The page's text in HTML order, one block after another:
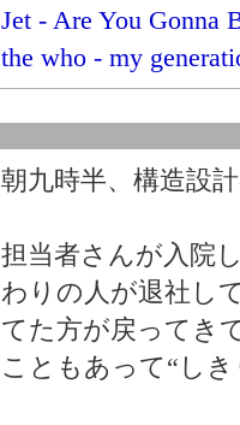
Jet - Are You Gonna
the who - my
朝九時半、構造設
担当者さんが入院
わりの人が退社し
てた方が戻ってき
こともあって“し